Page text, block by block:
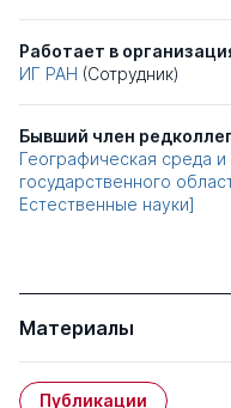
Работает в
ИГ РАН (Сотрудник)
Бывший член
Географическая среда
государственного
Естественные науки]
Материалы
Публикации